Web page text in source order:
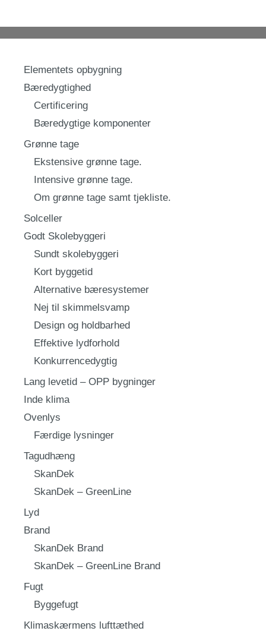
Elementets opbygning
Bæredygtighed
Certificering
Bæredygtige komponenter
Grønne tage
Ekstensive grønne tage.
Intensive grønne tage.
Om grønne tage samt tjekliste.
Solceller
Godt Skolebyggeri
Sundt skolebyggeri
Kort byggetid
Alternative bæresystemer
Nej til skimmelsvamp
Design og holdbarhed
Effektive lydforhold
Konkurrencedygtig
Lang levetid – OPP bygninger
Inde klima
Ovenlys
Færdige lysninger
Tagudhæng
SkanDek
SkanDek – GreenLine
Lyd
Brand
SkanDek Brand
SkanDek – GreenLine Brand
Fugt
Byggefugt
Klimaskærmens lufttæthed